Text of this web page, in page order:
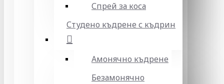
Спрей за коса
Студено къдрене с къдрин
Амонячно къдрене
Безамонячно